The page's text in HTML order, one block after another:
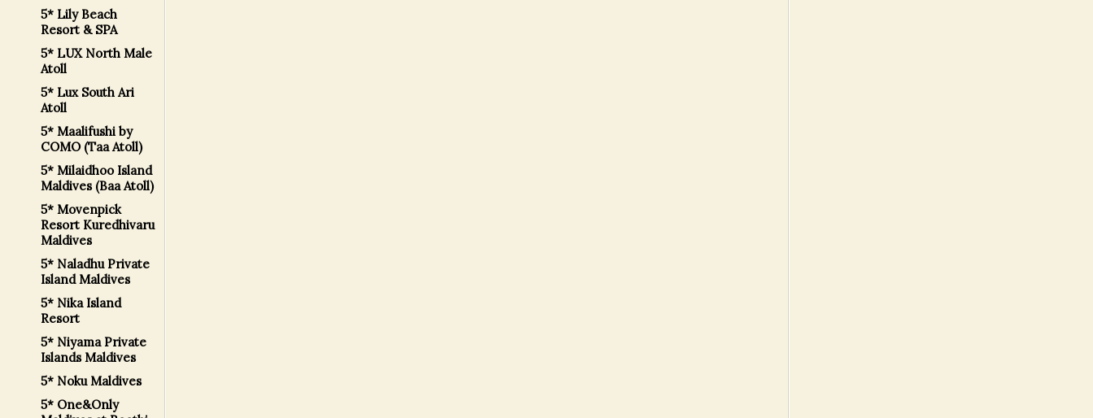
5* Lily Beach
Resort & SPA
5* LUX North Male
Atoll
5* Lux South Ari
Atoll
5* Maalifushi by
COMO (Taa Atoll)
5* Milaidhoo Island
Maldives (Baa Atoll)
5* Movenpick
Resort Kuredhivaru
Maldives
5* Naladhu Private
Island Maldives
5* Nika Island
Resort
5* Niyama Private
Islands Maldives
5* Noku Maldives
5* One&Only